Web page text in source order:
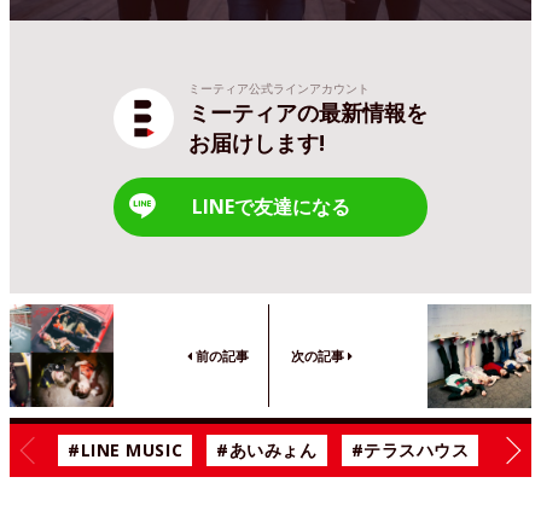
ミーティア公式ラインアカウント
ミーティアの最新情報を
お届けします!
LINEで友達になる
前の記事 次の記事
#LINE MUSIC #あいみょん #テラスハウス #漫